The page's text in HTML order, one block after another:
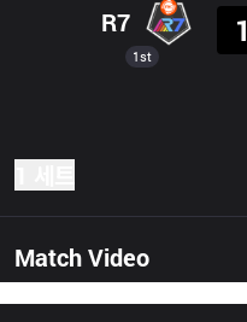
1st
R7
1
Match Video